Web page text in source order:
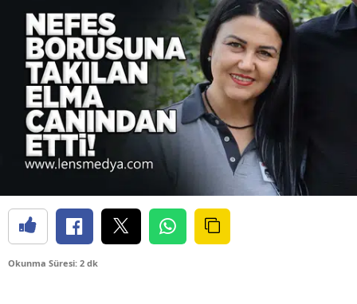
Okunma Süresi: 2 dk